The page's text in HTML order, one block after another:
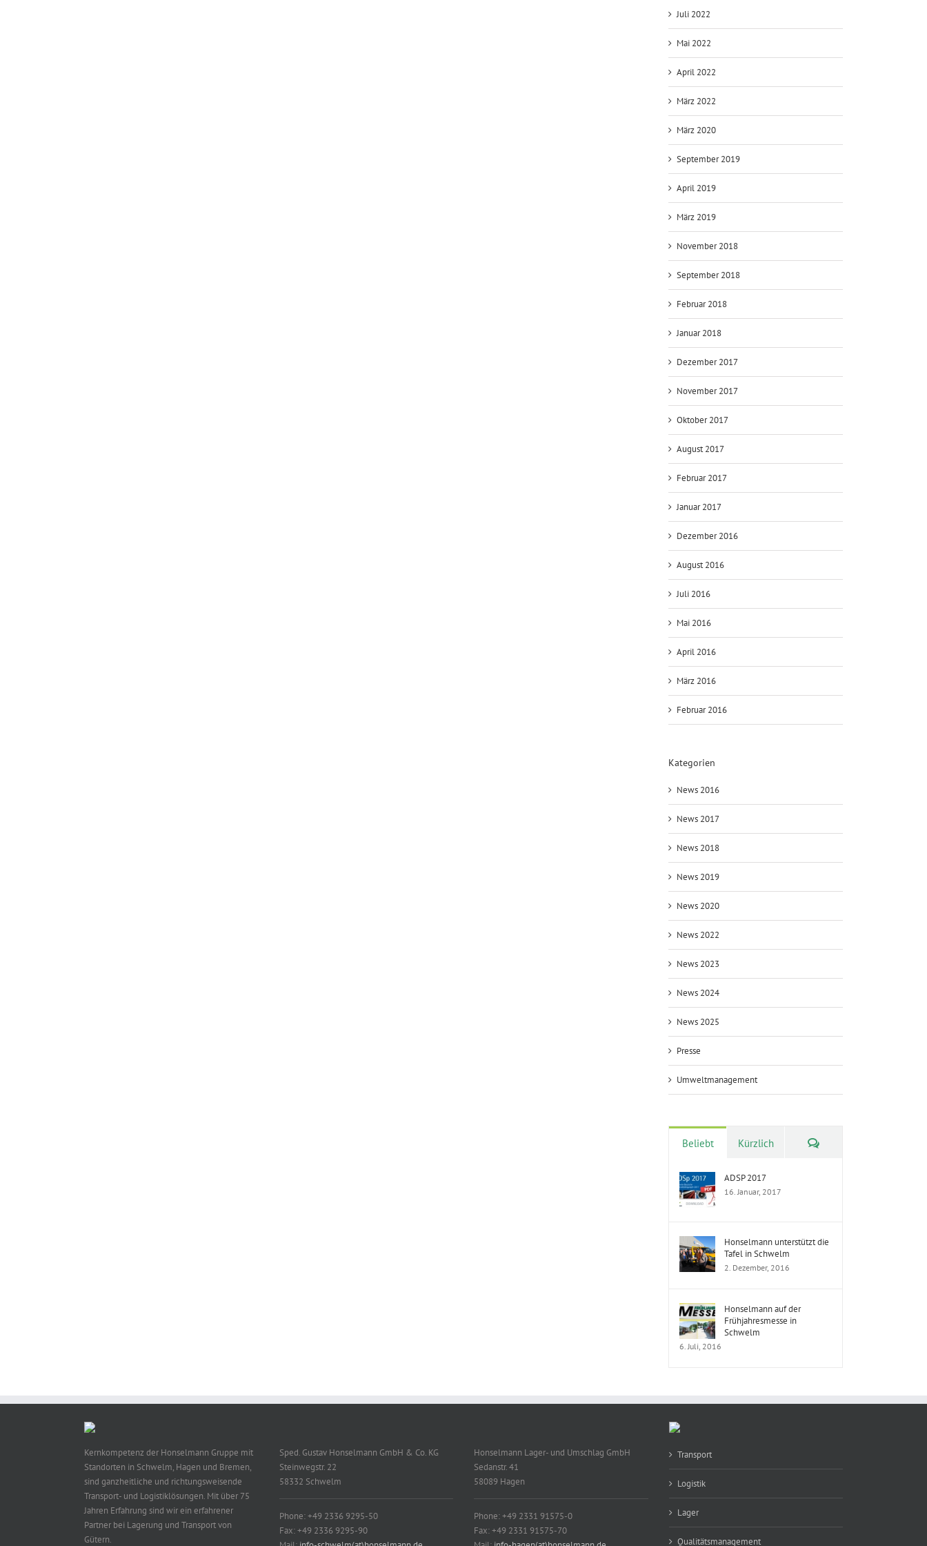
Juli 2022
Mai 2022
April 2022
März 2022
März 2020
September 2019
April 2019
März 2019
November 2018
September 2018
Februar 2018
Januar 2018
Dezember 2017
November 2017
Oktober 2017
August 2017
Februar 2017
Januar 2017
Dezember 2016
August 2016
Juli 2016
Mai 2016
April 2016
März 2016
Februar 2016
Kategorien
News 2016
News 2017
News 2018
News 2019
News 2020
News 2022
News 2023
News 2024
News 2025
Presse
Umweltmanagement
Beliebt Kürzlich Kommentare
ADSP 2017
16. Januar, 2017
Honselmann unterstützt die
Tafel in Schwelm
2. Dezember, 2016
Honselmann auf der
Frühjahresmesse in
Schwelm
6. Juli, 2016
Kernkompetenz der Honselmann Gruppe mit
Standorten in Schwelm, Hagen und Bremen,
sind ganzheitliche und richtungsweisende
Transport- und Logistiklösungen. Mit über 75
Jahren Erfahrung sind wir ein erfahrener
Partner bei Lagerung und Transport von
Gütern.
Sped. Gustav Honselmann GmbH & Co. KG
Steinwegstr. 22
58332 Schwelm
Phone: +49 2336 9295-50
Fax: +49 2336 9295-90
Honselmann Lager- und Umschlag GmbH
Sedanstr. 41
58089 Hagen
Phone: +49 2331 91575-0
Fax: +49 2331 91575-70
Transport
Logistik
Lager
Qualitätsmanagement